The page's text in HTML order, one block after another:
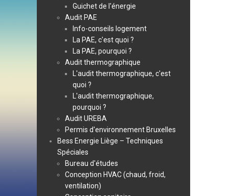
Guichet de l'énergie
Audit PAE
Info-conseils logement
La PAE, c'est quoi ?
La PAE, pourquoi ?
Audit thermographique
L'audit thermographique, c'est
quoi ?
L'audit thermographique,
pourquoi ?
Audit UREBA
Permis d'environnement Bruxelles
Bess Energie Liège – Techniques
Spéciales
Bureau d'études
Conception HVAC (chaud, froid,
ventilation)